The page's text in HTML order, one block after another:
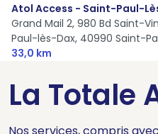
Atol Access - Saint-Paul-
Grand Mail 2, 980 Bd Saint-
Paul-lès-Dax, 40990 Saint-
33,0 km
La Totale
Nos services, compris